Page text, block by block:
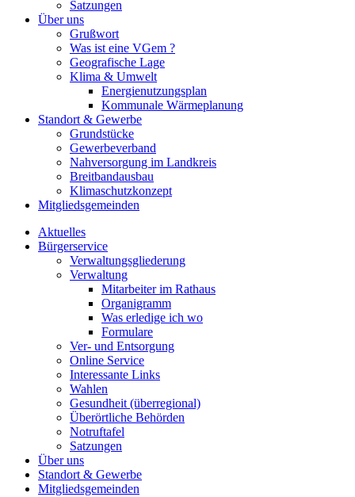
Satzungen
Über uns
Grußwort
Was ist eine VGem ?
Geografische Lage
Klima & Umwelt
Energienutzungsplan
Kommunale Wärmeplanung
Standort & Gewerbe
Grundstücke
Gewerbeverband
Nahversorgung im Landkreis
Breitbandausbau
Klimaschutzkonzept
Mitgliedsgemeinden
Aktuelles
Bürgerservice
Verwaltungsgliederung
Verwaltung
Mitarbeiter im Rathaus
Organigramm
Was erledige ich wo
Formulare
Ver- und Entsorgung
Online Service
Interessante Links
Wahlen
Gesundheit (überregional)
Überörtliche Behörden
Notruftafel
Satzungen
Über uns
Standort & Gewerbe
Mitgliedsgemeinden